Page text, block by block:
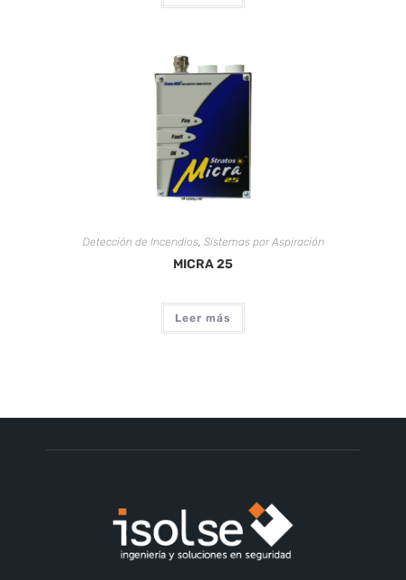
Detección de Incendios, Sistemas por Aspiración
MICRA 25
Leer más